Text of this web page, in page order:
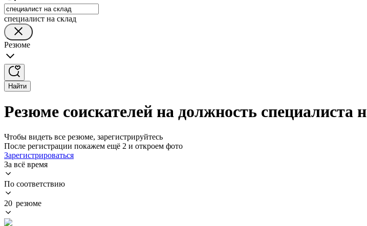
специалист на склад
Резюме
Найти
Резюме соискателей на должность специалиста
Чтобы видеть все резюме, зарегистрируйтесь
После регистрации покажем ещё 2 и откроем фото
Зарегистрироваться
За всё время
По соответствию
20 резюме